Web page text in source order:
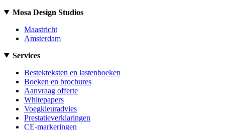
Mosa Design Studios
Maastricht
Amsterdam
Services
Bestekteksten en lastenboeken
Boeken en brochures
Aanvraag offerte
Whitepapers
Voegkleuradvies
Prestatieverklaringen
CE-markeringen